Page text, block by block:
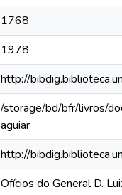
1768
1978
http://
/storage/bd/bfr/livros/
aguiar
http://
Ofícios do General D.